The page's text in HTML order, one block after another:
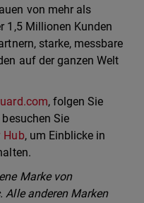
von mehr als
1,5 Millionen Kunden
starke, messbare
auf der ganzen Welt
, folgen Sie
Sie
Hub, um Einblicke in
Marke von
Alle anderen Marken